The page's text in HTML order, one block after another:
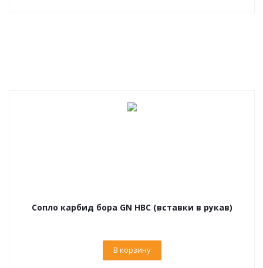
Сопло карбид бора GN HBC (вставки в рукав)
В корзину